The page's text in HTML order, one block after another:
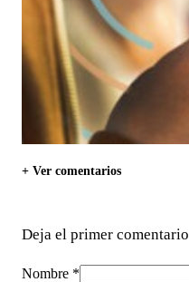
+ Ver comentarios
Deja el primer comentario
Nombre *